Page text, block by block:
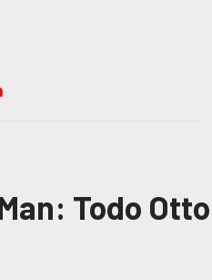
Todo Otto